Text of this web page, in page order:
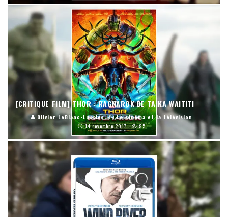
[CRITIQUE FILM] THOR : RAGNAROK DE TAIKA WAITITI
Olivier LeBlanc-Lussier
Le cinéma et la télévision
14 novembre 2017
95